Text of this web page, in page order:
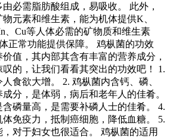
必需脂肪酸组成，易吸收。 此外，
元素和维生素，能为机体提供K、
、Cu等人体必需的矿物质和维生素
正常功能提供保障。 鸡枞菌的功效
值，其内部其含有丰富的营养成分，
的，让我们看看其突出的功效吧！ 1.
食欲大增。 2. 鸡枞菌内含钙、磷、
分，是体弱，病后和老年人的佳肴。
磷量高，是需要补磷人士的佳肴。 4.
免疫力，抵制癌细胞，降低血糖。 5.
对于妇女也很适合。 鸡枞菌的适用